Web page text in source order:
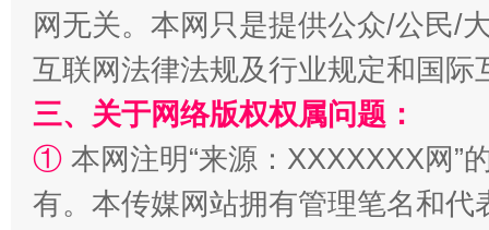
全民健身五年计划来了！等你上场
网无关。本网只是提供公众/公民/
互联网法律法规及行业规定和国
三、关于网络版权权属问题：
① 本网注明“来源：XXXXXXX网”
有。本传媒网站拥有管理笔名和